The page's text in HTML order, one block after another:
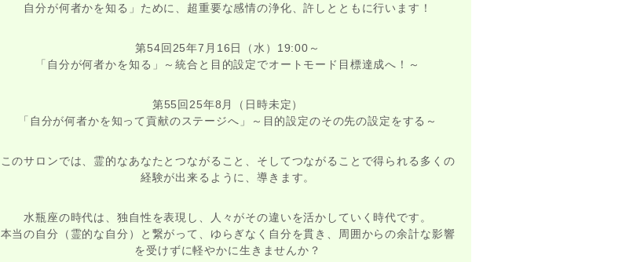
自分が何者かを知る」ために、超重要な感情の浄化、許しとともに行います！
第54回25年7月16日（水）19:00～
「自分が何者かを知る」～統合と目的設定でオートモード目標達成へ！～
第55回25年8月（日時未定）
「自分が何者かを知って貢献のステージへ」～目的設定のその先の設定をする～
このサロンでは、霊的なあなたとつながること、そしてつながることで得られる多くの
経験が出来るように、導きます。
水瓶座の時代は、独自性を表現し、人々がその違いを活かしていく時代です。
本当の自分（霊的な自分）と繋がって、ゆらぎなく自分を貫き、周囲からの余計な影響
を受けずに軽やかに生きませんか？